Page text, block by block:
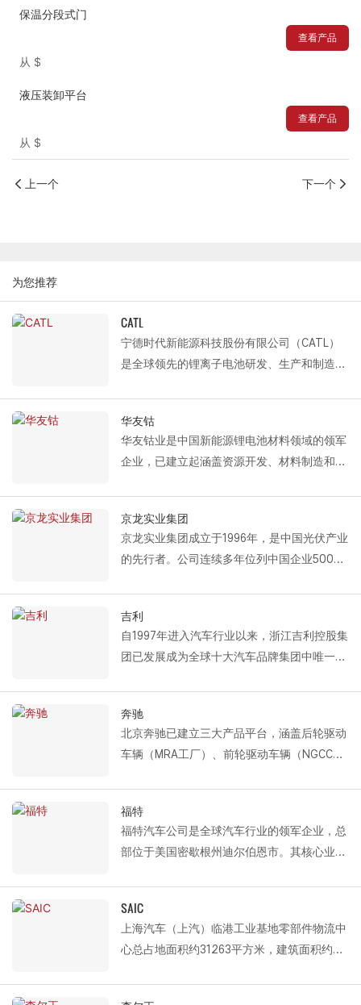
保温分段式门
从 $
查看产品
液压装卸平台
从 $
查看产品
上一个 下一个
为您推荐
CATL
宁德时代新能源科技股份有限公司（CATL）
是全球领先的锂离子电池研发、生产和制造
能源应用提供先进的解决方案。
Fastlink 为 CATL 提供的解决方案包括：保温
分段式门、机械式装卸平台和液压式装卸平
凭借优异的隔热性能、可靠的密封效果和高效
的装卸能力，Fastlink 完全满足宁德时代在制
造和仓储物流过程中对环境控制、能源效率管
业链（战略布局）提供专业的设施支持。
华友钴
华友钴业是中国新能源锂电池材料领域的领军
企业，已建立起涵盖资源开发、材料制造和回
制造领域占据着举足轻重的行业地位。
Fastlink 为华友钴业提供的专业门解决方案
是：PVC 室内高速卷帘门。
隔离等特点，精准满足华友钴业精密制造过程
中对清洁环境和高效通道的运行要求，为其生
产车间的环境控制和能源效率管理提供了可靠
京龙实业集团
京龙实业集团成立于1996年，是中国光伏产业
的先行者。公司连续多年位列中国企业500强
流、酒店餐饮等多元化经营，保持稳健持续发
展。自2020年起，公司连续四年荣膺河北省
服务业百强民营企业。
是：PVC 室内高速卷帘门。
该产品具有快速开启和关闭、有效隔离和智能
联动等功能，精准满足京龙物流和生产过程中
理要求。
吉利
自1997年进入汽车行业以来，浙江吉利控股集
团已发展成为全球十大汽车品牌集团中唯一一
为愿景，业务遍及汽车产业链全线，涵盖智能
出行、绿色交通运力、数字技术等创新领域。
旗下拥有吉利、领克、捷克、沃尔沃、路特斯
驶、车联网等前沿技术的智能出行生态系统。
Fastlink 为吉利控股集团提供的解决方案包
括：螺旋高速门、保温分段门、PVC 外卷帘高
凭借稳定的密封性能、高效的通行能力和灵活
的空间适应性，Fastlink 产品完全满足吉利在
其智能制造、仓储物流和生产基地中对环境控
制、能源效率管理和运营效率的严格要求，为
奔驰
北京奔驰已建立三大产品平台，涵盖后轮驱动
车辆（MRA工厂）、前轮驱动车辆（NGCC工
化设备和工艺，对配套设施的研发适应性和交
付质量提出了极高的要求。
Fastlink 为北京奔驰提供的解决方案包括：保
分段式卷帘门凭借其优异的整体密封性能，有
效保障了厂房内部环境的稳定。PVC高速卷帘
门通过高频快速的启闭，显著降低了室内外空
产环境。这两种产品的联合部署，为北京奔驰
福特
福特汽车公司是全球汽车行业的领军企业，总
部位于美国密歇根州迪尔伯恩市。其核心业务
牌，并提供汽车金融和售后服务。面对行业转
型，福特正加速推进其在电气化、自动驾驶和
智能出行等前沿领域的战略举措。
PVC 外高速卷帘门、保温分段式门和卷帘门。
SAIC
上海汽车（上汽）临港工业基地零部件物流中
心总占地面积约31263平方米，建筑面积约